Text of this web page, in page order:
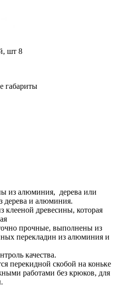
шт 8
габариты
из алюминия, дерева или
дерева и алюминия.
клееной древесины, которая
прочные, выполнены из
перекладин из алюминия и
качества.
перекидной скобой на коньке
работами без крюков, для